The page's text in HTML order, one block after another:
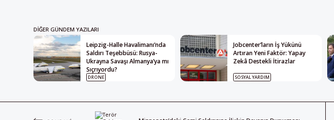
DIĞER GÜNDEM YAZILARI
Leipzig-Halle Havalimanı’nda
Saldırı Teşebbüsü: Rusya-
Ukrayna Savaşı Almanya’ya mı
Sıçrıyordu?
DRONE
Jobcenter’ların İş Yükünü
Artıran Yeni Faktör: Yapay
Zekâ Destekli İtirazlar
SOSYAL YARDIM